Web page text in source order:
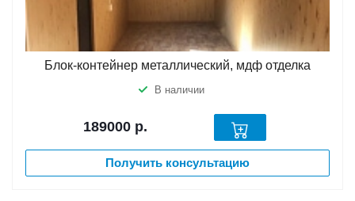
Блок-контейнер металлический, мдф отделка
В наличии
189000 р.
Получить консультацию